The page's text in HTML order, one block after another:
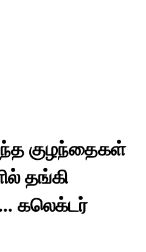
குழந்தைகள்
தங்கி
கலெக்டர்